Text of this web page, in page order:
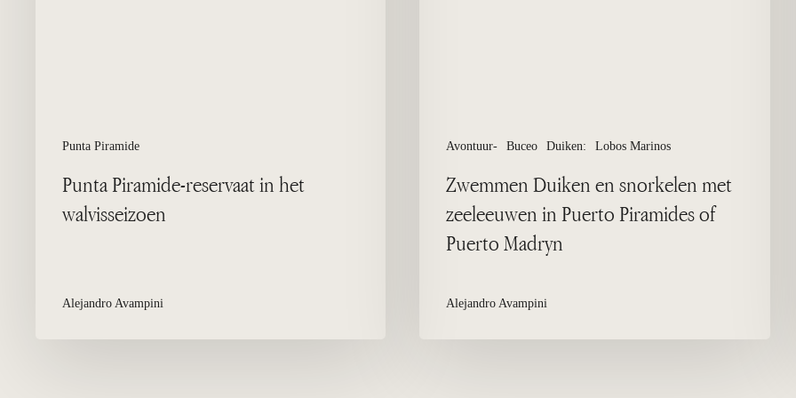
Punta Piramide
Punta Piramide-reservaat in het
walvisseizoen
Alejandro Avampini
Avontuur- Buceo Duiken: Lobos Marinos
Zwemmen Duiken en snorkelen met
zeeleeuwen in Puerto Piramides of
Puerto Madryn
Alejandro Avampini